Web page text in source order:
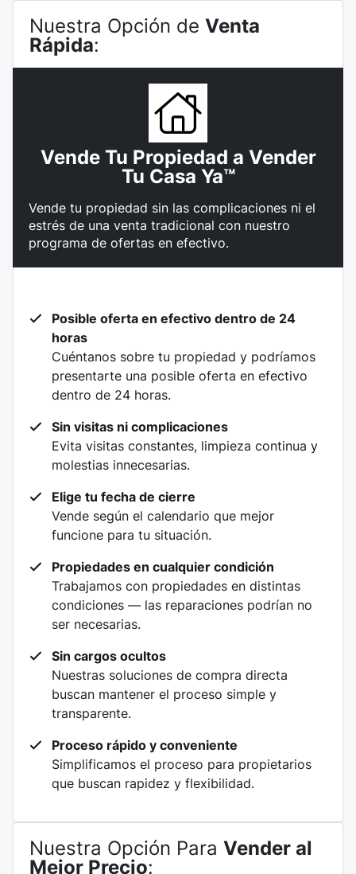
Nuestra Opción de Venta
Rápida:
Vende Tu Propiedad a Vender
Tu Casa Ya™
Vende tu propiedad sin las complicaciones ni el
estrés de una venta tradicional con nuestro
programa de ofertas en efectivo.
Posible oferta en efectivo dentro de 24
horas
Cuéntanos sobre tu propiedad y podríamos
presentarte una posible oferta en efectivo
dentro de 24 horas.
Sin visitas ni complicaciones
Evita visitas constantes, limpieza continua y
molestias innecesarias.
Elige tu fecha de cierre
Vende según el calendario que mejor
funcione para tu situación.
Propiedades en cualquier condición
Trabajamos con propiedades en distintas
condiciones — las reparaciones podrían no
ser necesarias.
Sin cargos ocultos
Nuestras soluciones de compra directa
buscan mantener el proceso simple y
transparente.
Proceso rápido y conveniente
Simplificamos el proceso para propietarios
que buscan rapidez y flexibilidad.
Nuestra Opción Para Vender al
Mejor Precio: